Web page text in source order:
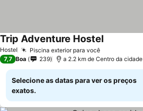
Hostel Piscina exterior para você
Trip Adventure Hostel
7,7 Boa 239 a 2.2 km de Centro da cidade
Selecione as datas para ver os preços
exatos.